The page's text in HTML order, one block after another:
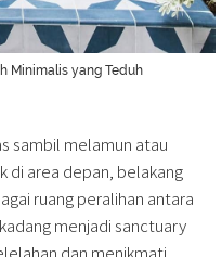
Minimalis yang Teduh
sambil melamun atau
di area depan, belakang
ruang peralihan antara
menjadi sanctuary
dan menikmati